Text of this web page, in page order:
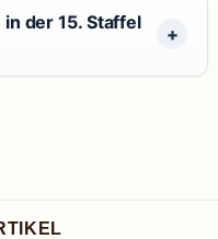
der 15. Staffel